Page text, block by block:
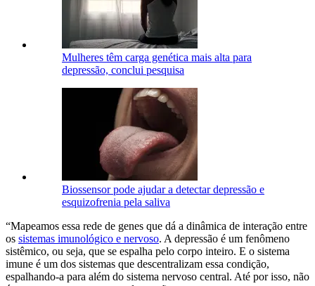
Mulheres têm carga genética mais alta para
depressão, conclui pesquisa
Biossensor pode ajudar a detectar depressão e
esquizofrenia pela saliva
“Mapeamos essa rede de genes que dá a dinâmica de interação entre
os sistemas imunológico e nervoso. A depressão é um fenômeno
sistêmico, ou seja, que se espalha pelo corpo inteiro. E o sistema
imune é um dos sistemas que descentralizam essa condição,
espalhando-a para além do sistema nervoso central. Até por isso, não